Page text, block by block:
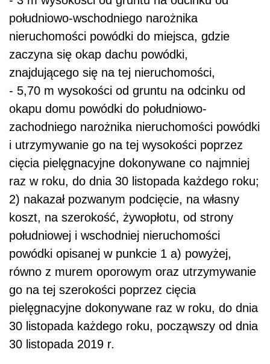
południowo-wschodniego narożnika
nieruchomości powódki do miejsca, gdzie
zaczyna się okap dachu powódki,
znajdującego się na tej nieruchomości,
- 5,70 m wysokości od gruntu na odcinku od
okapu domu powódki do południowo-
zachodniego narożnika nieruchomości powódki
i utrzymywanie go na tej wysokości poprzez
cięcia pielęgnacyjne dokonywane co najmniej
raz w roku, do dnia 30 listopada każdego roku;
2) nakazał pozwanym podcięcie, na własny
koszt, na szerokość, żywopłotu, od strony
południowej i wschodniej nieruchomości
powódki opisanej w punkcie 1 a) powyżej,
równo z murem oporowym oraz utrzymywanie
go na tej szerokości poprzez cięcia
pielęgnacyjne dokonywane raz w roku, do dnia
30 listopada każdego roku, począwszy od dnia
30 listopada 2019 r.